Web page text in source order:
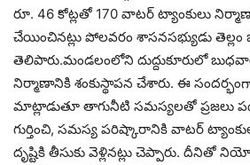
రూ. 46 కోట్లతో 170 వాటర్ ట్యాంకులు
చేయించినట్లు పోలవరం శాసనసభ్యుడు
తెలిపారు.మండలంలోని దుద్దుకూరులో
నిర్మాణానికి శంకుస్థాపన చేశారు. ఈ
మాట్లాడుతూ తాగునీటి సమస్యలతో ప్రజలు
గుర్తించి, సమస్య పరిష్కారానికి వాటర్
దృష్టికి తీసుకు వెళ్లినట్లు చెప్పారు. దీనితో